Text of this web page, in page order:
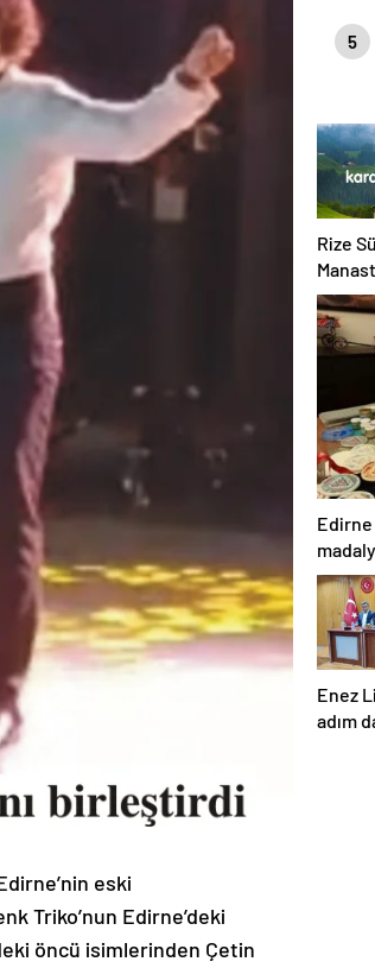
eski
Triko’nun Edirne’deki
öncü isimlerinden Çetin
5
Rize
Tarih
Arada
Edirne
Enez
adım